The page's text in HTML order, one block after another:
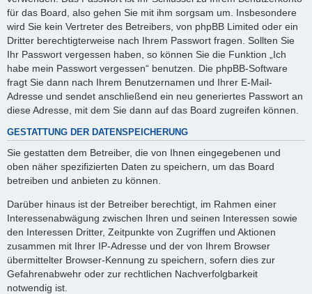
für das Board, also gehen Sie mit ihm sorgsam um. Insbesondere
wird Sie kein Vertreter des Betreibers, von phpBB Limited oder ein
Dritter berechtigterweise nach Ihrem Passwort fragen. Sollten Sie
Ihr Passwort vergessen haben, so können Sie die Funktion „Ich
habe mein Passwort vergessen“ benutzen. Die phpBB-Software
fragt Sie dann nach Ihrem Benutzernamen und Ihrer E-Mail-
Adresse und sendet anschließend ein neu generiertes Passwort an
diese Adresse, mit dem Sie dann auf das Board zugreifen können.
GESTATTUNG DER DATENSPEICHERUNG
Sie gestatten dem Betreiber, die von Ihnen eingegebenen und
oben näher spezifizierten Daten zu speichern, um das Board
betreiben und anbieten zu können.
Darüber hinaus ist der Betreiber berechtigt, im Rahmen einer
Interessenabwägung zwischen Ihren und seinen Interessen sowie
den Interessen Dritter, Zeitpunkte von Zugriffen und Aktionen
zusammen mit Ihrer IP-Adresse und der von Ihrem Browser
übermittelter Browser-Kennung zu speichern, sofern dies zur
Gefahrenabwehr oder zur rechtlichen Nachverfolgbarkeit
notwendig ist.